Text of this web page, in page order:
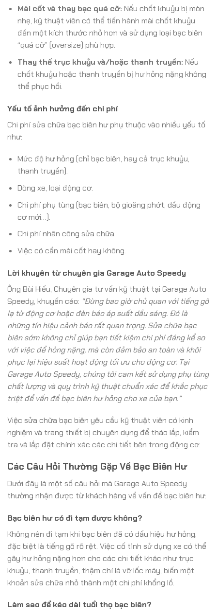
Mài cốt và thay bạc quá cỡ: Nếu chốt khuỷu bị mòn
nhẹ, kỹ thuật viên có thể tiến hành mài chốt khuỷu
đến một kích thước nhỏ hơn và sử dụng loại bạc biên
“quá cỡ” (oversize) phù hợp.
Thay thế trục khuỷu và/hoặc thanh truyền: Nếu
chốt khuỷu hoặc thanh truyền bị hư hỏng nặng không
thể phục hồi.
Yếu tố ảnh hưởng đến chi phí
Chi phí sửa chữa bạc biên hư phụ thuộc vào nhiều yếu tố
như:
Mức độ hư hỏng (chỉ bạc biên, hay cả trục khuỷu,
thanh truyền).
Dòng xe, loại động cơ.
Chi phí phụ tùng (bạc biên, bộ gioăng phớt, dầu động
cơ mới…).
Chi phí nhân công sửa chữa.
Việc có cần mài cốt hay không.
Lời khuyên từ chuyên gia Garage Auto Speedy
Ông Bùi Hiếu, Chuyên gia tư vấn kỹ thuật tại Garage Auto
Speedy, khuyến cáo: “Đừng bao giờ chủ quan với tiếng gõ
lạ từ động cơ hoặc đèn báo áp suất dầu sáng. Đó là
những tín hiệu cảnh báo rất quan trọng. Sửa chữa bạc
biên sớm không chỉ giúp bạn tiết kiệm chi phí đáng kể so
với việc để hỏng nặng, mà còn đảm bảo an toàn và khôi
phục lại hiệu suất hoạt động tối ưu cho động cơ. Tại
Garage Auto Speedy, chúng tôi cam kết sử dụng phụ tùng
chất lượng và quy trình kỹ thuật chuẩn xác để khắc phục
triệt để vấn đề bạc biên hư hỏng cho xe của bạn.”
Việc sửa chữa bạc biên yêu cầu kỹ thuật viên có kinh
nghiệm và trang thiết bị chuyên dụng để tháo lắp, kiểm
tra và lắp đặt chính xác các chi tiết bên trong động cơ.
Các Câu Hỏi Thường Gặp Về Bạc Biên Hư
Dưới đây là một số câu hỏi mà Garage Auto Speedy
thường nhận được từ khách hàng về vấn đề bạc biên hư:
Bạc biên hư có đi tạm được không?
Không nên đi tạm khi bạc biên đã có dấu hiệu hư hỏng,
đặc biệt là tiếng gõ rõ rệt. Việc cố tình sử dụng xe có thể
gây hư hỏng nặng hơn cho các chi tiết khác như trục
khuỷu, thanh truyền, thậm chí là vỡ lốc máy, biến một
khoản sửa chữa nhỏ thành một chi phí khổng lồ.
Làm sao để kéo dài tuổi thọ bạc biên?